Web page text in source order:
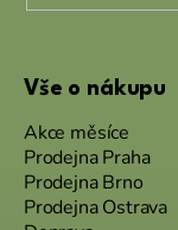
Vše o nákupu
Akce měsíce
Prodejna Praha
Prodejna Brno
Prodejna Ostrava